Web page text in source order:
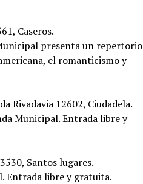
Caseros.
presenta un repertorio
el romanticismo y
Rivadavia 12602, Ciudadela.
Municipal. Entrada libre y
Santos lugares.
Entrada libre y gratuita.